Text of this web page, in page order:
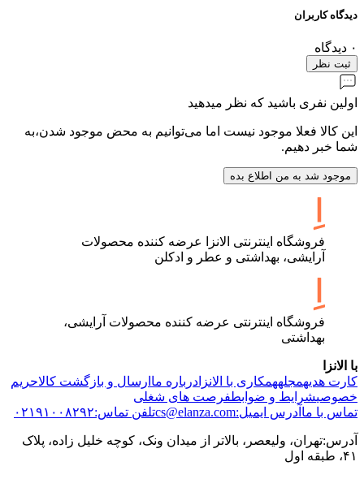
دیدگاه کاربران
۰ دیدگاه
ثبت نظر
اولین نفری باشید که نظر میدهید
این کالا فعلا موجود نیست اما می‌توانیم به محض موجود شدن،به
شما خبر دهیم.
موجود شد به من اطلاع بده
فروشگاه اینترنتی الانزا عرضه کننده محصولات
آرایشی، بهداشتی و عطر و ادکلن
فروشگاه اینترنتی عرضه کننده محصولات آرایشی،
بهداشتی
با الانزا
کارت هدیهمجلههمکاری با الانزا درباره ما ارسال و بازگشت کالاحریم
خصوصیشرایط و ضوابطفرصت های شغلی
تماس با ما آدرس ایمیل:cs@elanza.com تلفن تماس:۰۲۱۹۱۰۰۸۲۹۲
آدرس:تهران، ولیعصر، بالاتر از میدان ونک، کوچه خلیل زاده، پلاک
۴۱، طبقه اول